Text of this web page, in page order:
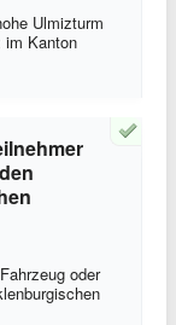
Ulmizturm
im Kanton
oder